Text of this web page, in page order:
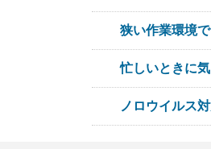
狭い作業環境
忙しいときに
ノロウイルス